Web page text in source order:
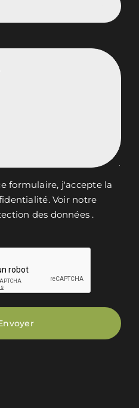
formulaire, j'accepte la
Voir notre
des données .